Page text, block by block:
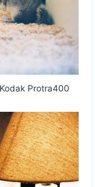
Protra400